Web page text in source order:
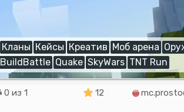
Кланы Кейсы Креатив Моб арена
BuildBattle Quake SkyWars TNT Run
0 из 1 12